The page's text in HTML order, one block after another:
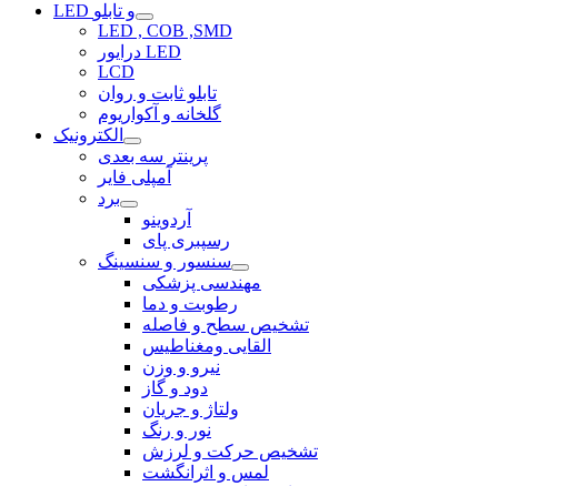
LED و تابلو
LED , COB ,SMD
درایور LED
LCD
تابلو ثابت و روان
گلخانه و آکواریوم
الکترونیک
پرینتر سه بعدی
آمپلی فایر
برد
آردوینو
رسپبری پای
سنسور و سنسینگ
مهندسی پزشکی
رطوبت و دما
تشخیص سطح و فاصله
القایی ومغناطیس
نیرو و وزن
دود و گاز
ولتاژ و جریان
نور و رنگ
تشخیص حرکت و لرزش
لمس و اثرانگشت